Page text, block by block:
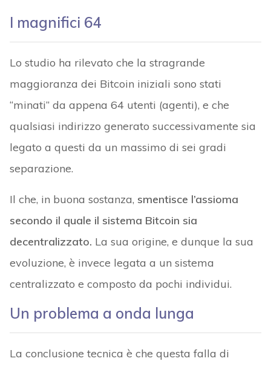
I magnifici 64
Lo studio ha rilevato che la stragrande
maggioranza dei Bitcoin iniziali sono stati
“minati” da appena 64 utenti (agenti), e che
qualsiasi indirizzo generato successivamente sia
legato a questi da un massimo di sei gradi
separazione.
Il che, in buona sostanza, smentisce l’assioma
secondo il quale il sistema Bitcoin sia
decentralizzato. La sua origine, e dunque la sua
evoluzione, è invece legata a un sistema
centralizzato e composto da pochi individui.
Un problema a onda lunga
La conclusione tecnica è che questa falla di